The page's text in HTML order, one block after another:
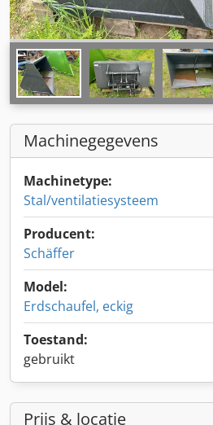
Machinegegevens
Machinetype:
Stal/ventilatiesysteem
Producent:
Schäffer
Model:
Erdschaufel, eckig
Toestand:
gebruikt
Prijs & locatie